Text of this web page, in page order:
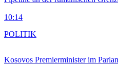
10:14
Kosovos Premierminister im
POLITIK